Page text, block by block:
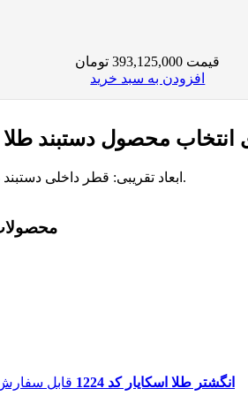
قیمت 393,125,000 تومان
افزودن به سبد خرید
انتخاب محصول دستبند طلا
ابعاد تقریبی: قطر داخلی دستبند 4.8 در 5.3 سانتیمتر است.
انگشتر طلا اسکایار کد 1224 قابل